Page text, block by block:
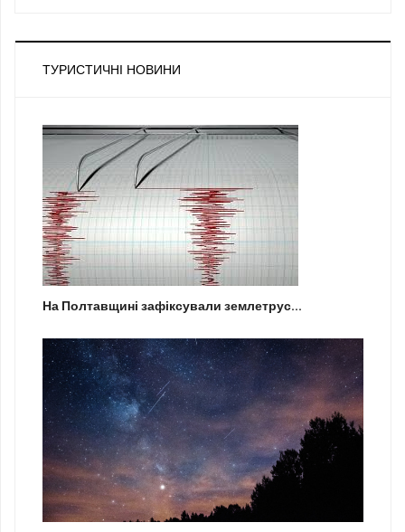
ТУРИСТИЧНІ НОВИНИ
На Полтавщині зафіксували землетрус...